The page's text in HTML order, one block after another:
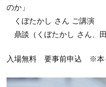
のか」
くぼたかし さん ご講演
鼎談（くぼたかし さん、
入場無料 要事前申込 ※本